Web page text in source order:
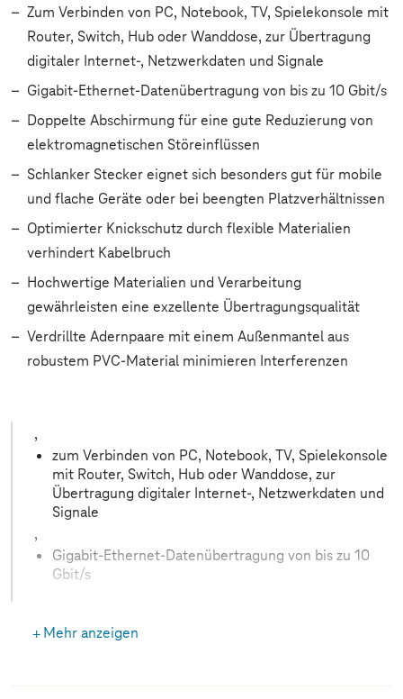
Zum Verbinden von PC, Notebook, TV, Spielekonsole mit
Router, Switch, Hub oder Wanddose, zur Übertragung
digitaler Internet-, Netzwerkdaten und Signale
Gigabit-Ethernet-Datenübertragung von bis zu 10 Gbit/s
Doppelte Abschirmung für eine gute Reduzierung von
elektromagnetischen Störeinflüssen
Schlanker Stecker eignet sich besonders gut für mobile
und flache Geräte oder bei beengten Platzverhältnissen
Optimierter Knickschutz durch flexible Materialien
verhindert Kabelbruch
Hochwertige Materialien und Verarbeitung
gewährleisten eine exzellente Übertragungsqualität
Verdrillte Adernpaare mit einem Außenmantel aus
robustem PVC-Material minimieren Interferenzen
,
zum Verbinden von PC, Notebook, TV, Spielekonsole
mit Router, Switch, Hub oder Wanddose, zur
Übertragung digitaler Internet-, Netzwerkdaten und
Signale
,
Gigabit-Ethernet-Datenübertragung von bis zu 10
Gbit/s
von elektromagnetischen Störeinflüssen
Mehr anzeigen